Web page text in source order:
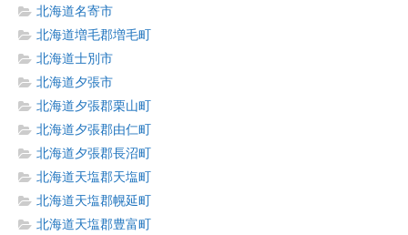
北海道名寄市
北海道増毛郡増毛町
北海道士別市
北海道夕張市
北海道夕張郡栗山町
北海道夕張郡由仁町
北海道夕張郡長沼町
北海道天塩郡天塩町
北海道天塩郡幌延町
北海道天塩郡豊富町